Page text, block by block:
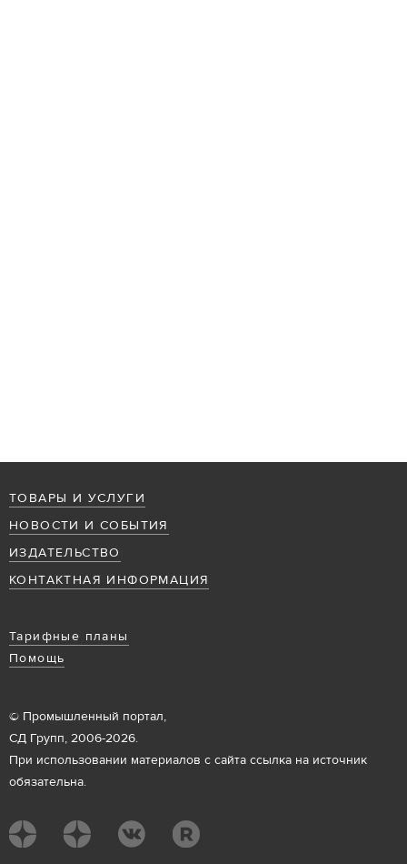
ТОВАРЫ И УСЛУГИ
НОВОСТИ И СОБЫТИЯ
ИЗДАТЕЛЬСТВО
КОНТАКТНАЯ ИНФОРМАЦИЯ
Тарифные планы
Помощь
© Промышленный портал,
СД Групп, 2006-2026.
При использовании материалов с сайта ссылка на источник
обязательна.